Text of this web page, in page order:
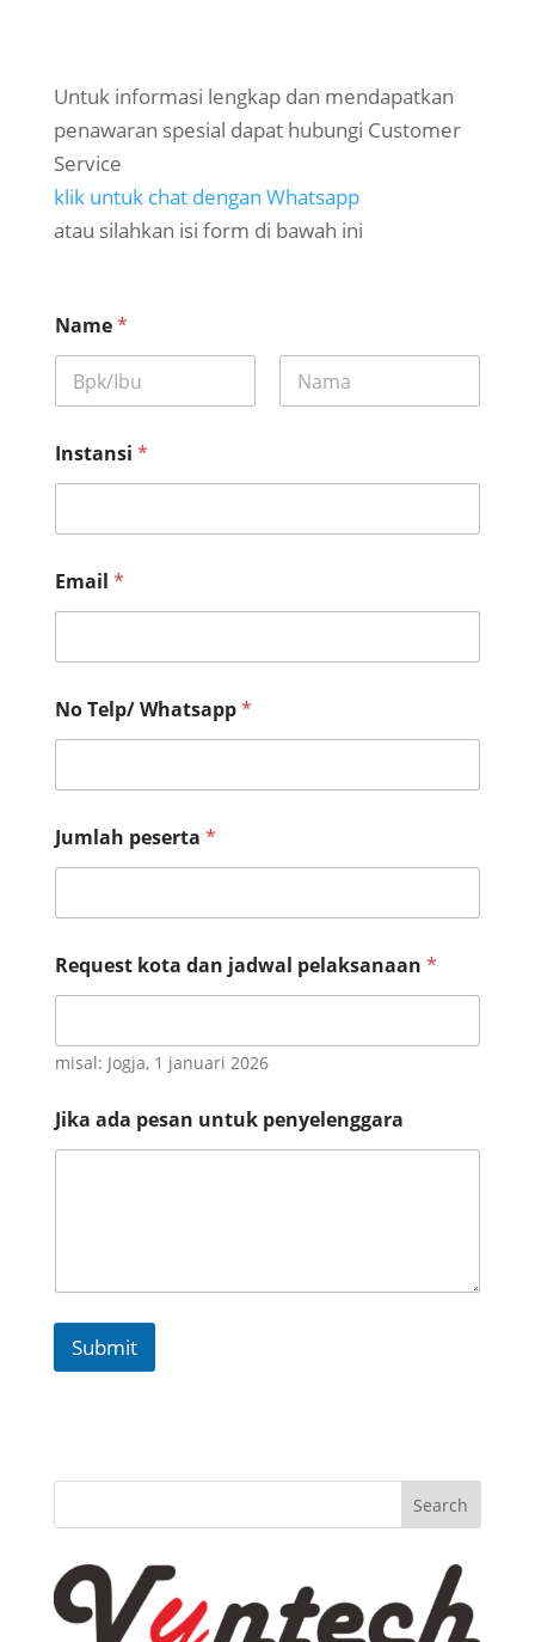
Untuk informasi lengkap dan mendapatkan
penawaran spesial dapat hubungi Customer
Service
klik untuk chat dengan Whatsapp
atau silahkan isi form di bawah ini
Name*
Instansi *
Email *
No Telp/ Whatsapp*
Jumlah peserta *
a
m
p
e
e
r
t
a
Request kota dan jadwal pelaksanaan *
misal: Jogja, 1 januari 2026
Jika ada pesan untuk penyelenggara
Submit
Search